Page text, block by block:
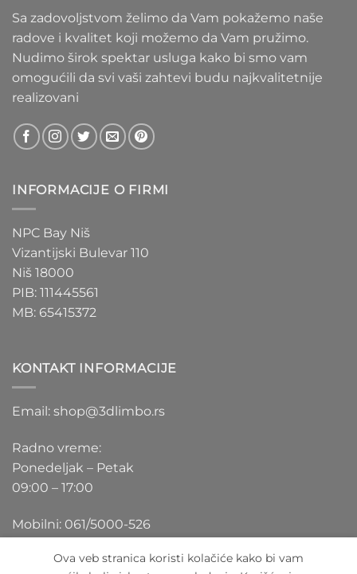
Sa zadovoljstvom želimo da Vam pokažemo naše
radove i kvalitet koji možemo da Vam pružimo.
Nudimo širok spektar usluga kako bi smo vam
omogućili da svi vaši zahtevi budu najkvalitetnije
realizovani
INFORMACIJE O FIRMI
NPC Bay Niš
Vizantijski Bulevar 110
Niš 18000
PIB: 111445561
MB: 65415372
KONTAKT INFORMACIJE
Email: shop@3dlimbo.rs
Radno vreme:
Ponedeljak – Petak
09:00 – 17:00
Mobilni: 061/5000-526
Ova veb stranica koristi kolačiće kako bi vam